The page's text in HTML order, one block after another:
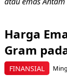
FINANSIAL
Harga
Gram